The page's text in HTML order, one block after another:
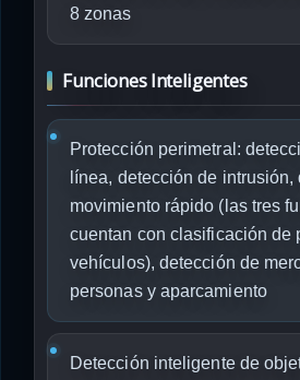
8 zonas
Funciones Inteligentes
Protección perimetral:
línea, detección de
movimiento rápido (las tres
cuentan con clasificación de
vehículos), detección de
personas y aparcamiento
Detección inteligente de